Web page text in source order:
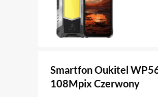
Smartfon Oukitel
108Mpix Czerwony